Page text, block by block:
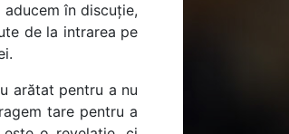
în discuție,
de la intrarea pe
arătat pentru a nu
tare pentru a